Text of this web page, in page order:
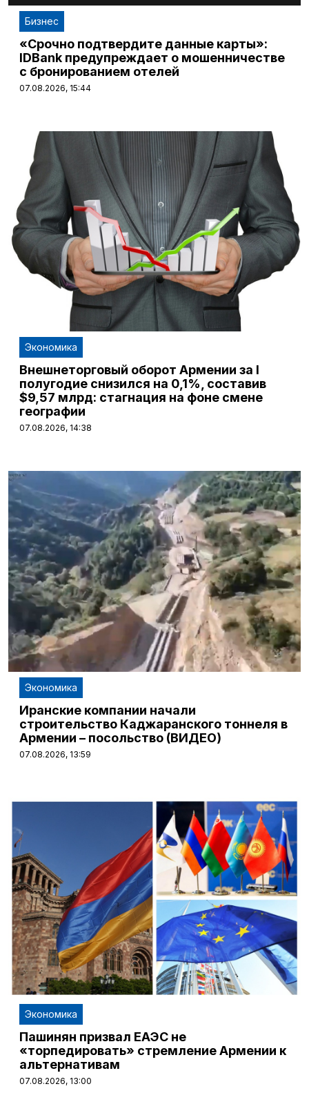
Бизнес
«Срочно подтвердите данные карты»:
IDBank предупреждает о мошенничестве
с бронированием отелей
07.08.2026, 15:44
Экономика
Внешнеторговый оборот Армении за I
полугодие снизился на 0,1%, составив
$9,57 млрд: стагнация на фоне смене
географии
07.08.2026, 14:38
Экономика
Иранские компании начали
строительство Каджаранского тоннеля в
Армении – посольство (ВИДЕО)
07.08.2026, 13:59
Экономика
Пашинян призвал ЕАЭС не
«торпедировать» стремление Армении к
альтернативам
07.08.2026, 13:00